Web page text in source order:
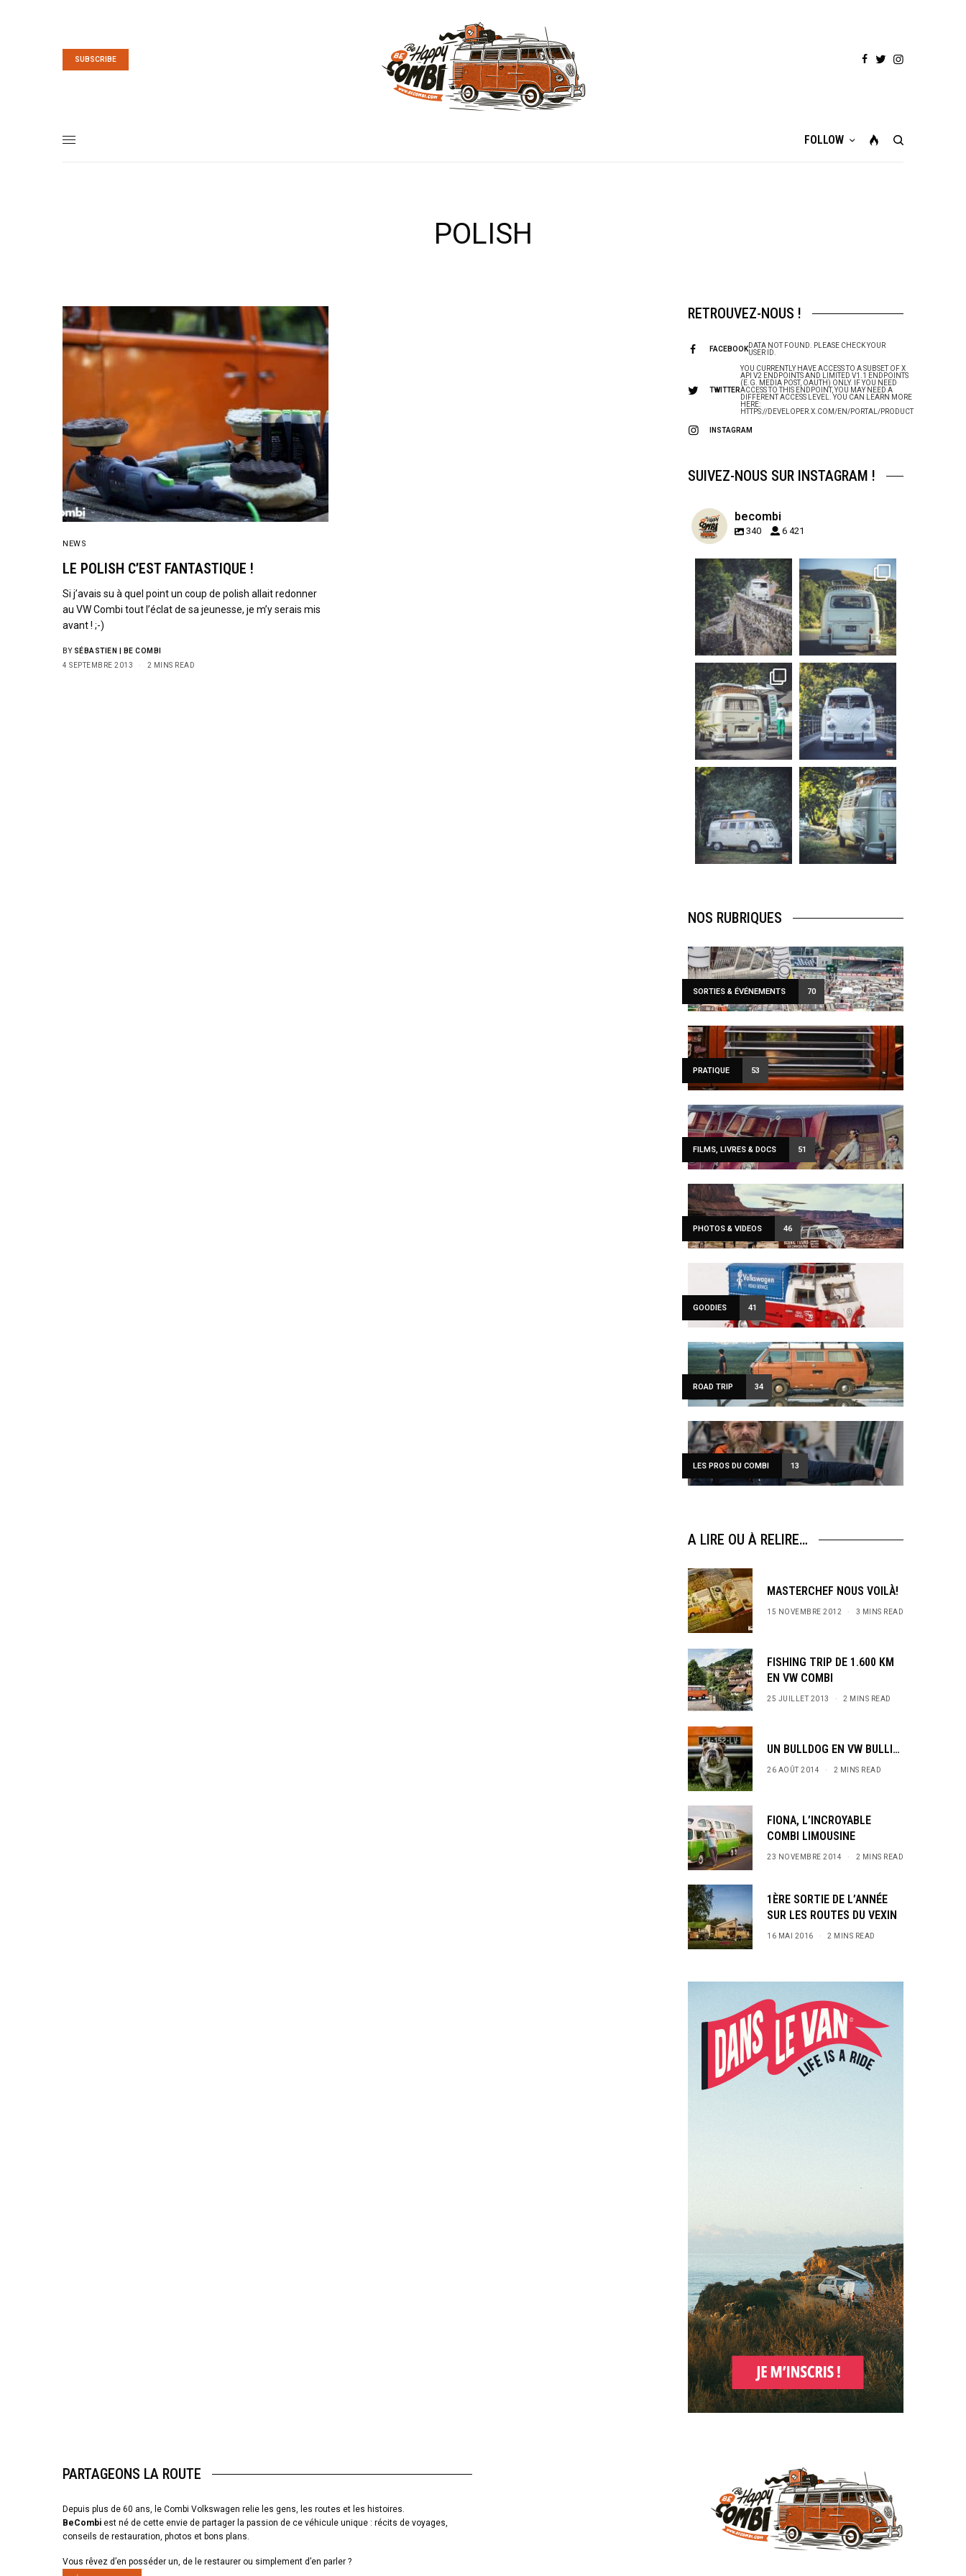
SUBSCRIBE
FOLLOW
POLISH
NEWS
LE POLISH C’EST FANTASTIQUE !
Si j’avais su à quel point un coup de polish allait redonner
au VW Combi tout l’éclat de sa jeunesse, je m’y serais mis
avant ! ;-)
BY SÉBASTIEN | BE COMBI
4 SEPTEMBRE 2013
2 MINS READ
RETROUVEZ-NOUS !
FACEBOOKDATA NOT FOUND. PLEASE CHECK YOUR
USER ID.
TWITTER
YOU CURRENTLY HAVE ACCESS TO A SUBSET OF X
API V2 ENDPOINTS AND LIMITED V1.1 ENDPOINTS
(E.G. MEDIA POST, OAUTH) ONLY. IF YOU NEED
ACCESS TO THIS ENDPOINT, YOU MAY NEED A
DIFFERENT ACCESS LEVEL. YOU CAN LEARN MORE
HERE:
HTTPS://DEVELOPER.X.COM/EN/PORTAL/PRODUCT
INSTAGRAM
SUIVEZ-NOUS SUR INSTAGRAM !
becombi
340 6 421
becombi
Sep 15
219
3
becombi
Sep 12
216
3
becombi
Sep 10
220
4
becombi
Août 10
177
becombi
Août 10
120
0
becombi
Août 10
108
0
NOS RUBRIQUES
SORTIES & ÉVÉNEMENTS 70
PRATIQUE 53
FILMS, LIVRES & DOCS 51
PHOTOS & VIDEOS 46
GOODIES 41
ROAD TRIP 34
LES PROS DU COMBI 13
A LIRE OU À RELIRE…
MASTERCHEF NOUS VOILÀ!
15 NOVEMBRE 2012 3 MINS READ
FISHING TRIP DE 1.600 KM
EN VW COMBI
25 JUILLET 2013 2 MINS READ
UN BULLDOG EN VW BULLI…
26 AOÛT 2014 2 MINS READ
FIONA, L’INCROYABLE
COMBI LIMOUSINE
23 NOVEMBRE 2014 2 MINS READ
1ÈRE SORTIE DE L’ANNÉE
SUR LES ROUTES DU VEXIN
16 MAI 2016 2 MINS READ
PARTAGEONS LA ROUTE
Depuis plus de 60 ans, le Combi Volkswagen relie les gens, les routes et les histoires.
BeCombi est né de cette envie de partager la passion de ce véhicule unique : récits de voyages,
conseils de restauration, photos et bons plans.
Vous rêvez d’en posséder un, de le restaurer ou simplement d’en parler ?